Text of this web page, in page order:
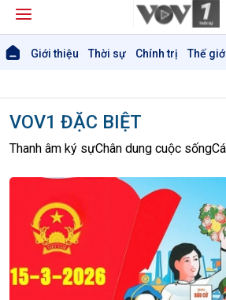
Giới thiệu Thời sự Chính trị Thế
VOV1 ĐẶC BIỆT
Thanh âm ký sựChân dung cuộc sống